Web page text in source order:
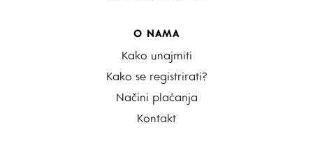
O NAMA
Kako unajmiti
Kako se registrirati?
Načini plaćanja
Kontakt